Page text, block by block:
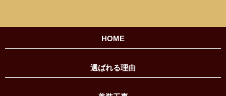
HOME
選ばれる理由